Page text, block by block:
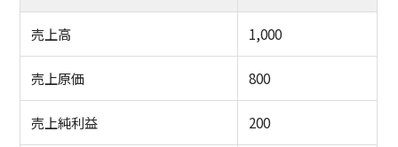
売上高 1,000
売上原価 800
売上純利益 200